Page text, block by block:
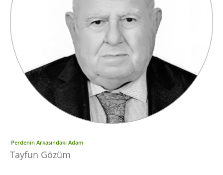
Perdenin Arkasındaki Adam
Tayfun Gözüm